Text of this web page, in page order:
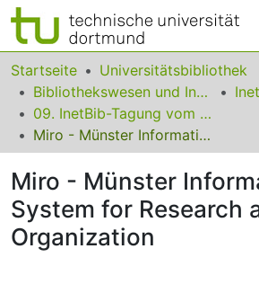
Bereiche & Sammlungen
Das gesamte Repositorium
Statistiken
FAQ
Leitlinien
Zurück zur Startseite
Startseite
Universitätsbibliothek
Bibliothekswesen und Information
09. InetBib-Tagung vom 06. bis 08. September 2006 in Münster
Miro - Münster Information System for Research and Organization
Miro - Münster
System for Research
Organization